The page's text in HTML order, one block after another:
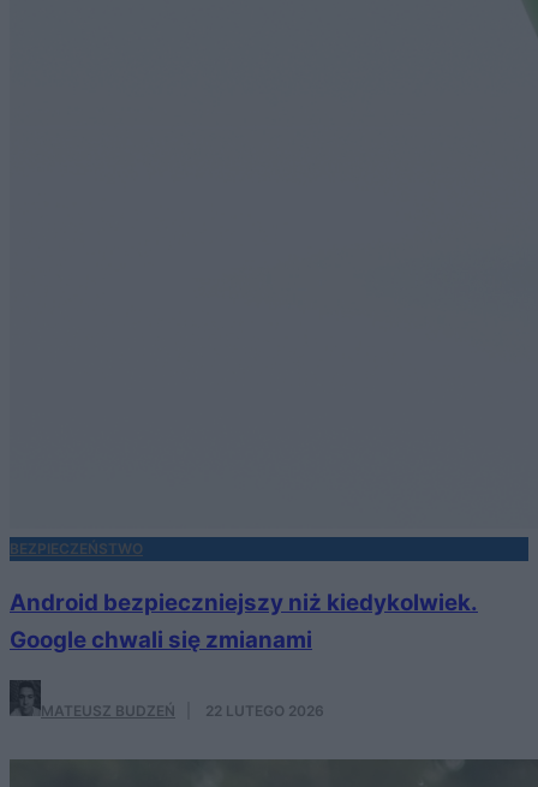
BEZPIECZEŃSTWO
Android bezpieczniejszy niż kiedykolwiek.
Google chwali się zmianami
MATEUSZ BUDZEŃ 22 LUTEGO 2026